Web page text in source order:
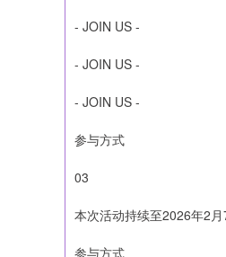
- JOIN US -
- JOIN US -
- JOIN US -
参与方式
03
本次活动持续至2026年2
参与方式